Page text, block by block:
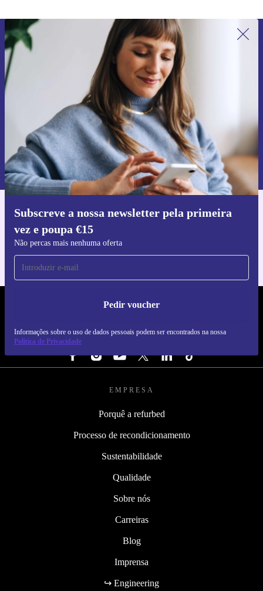
Subscreve a nossa newsletter pela primeira
vez e poupa €15
Não percas mais nenhuma oferta
Pedir voucher
Informações sobre o uso de dados pessoais podem ser encontrados na nossa
Política de Privacidade
Subscreve a nossa newsletter pela
primeira vez e poupa 15€!
Não percas mais nenhuma oferta.
Pedir voucher
Informações sobre o uso de dados pessoais podem ser encontrados na
nossa
Política de Privacidade.
Faz o download da app refurbed
Para iOS e Android
REFURBED PORTUGAL - RETHINK NEW.
SEGUE-NOS
EMPRESA
Porquê a refurbed
Processo de recondicionamento
Sustentabilidade
Qualidade
Sobre nós
Carreiras
Blog
Imprensa
↪ Engineering